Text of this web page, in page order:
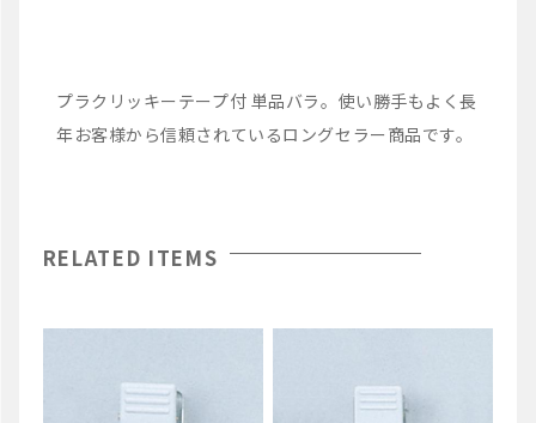
プラクリッキーテープ付 単品バラ。使い勝手もよく長
年お客様から信頼されているロングセラー商品です。
RELATED ITEMS